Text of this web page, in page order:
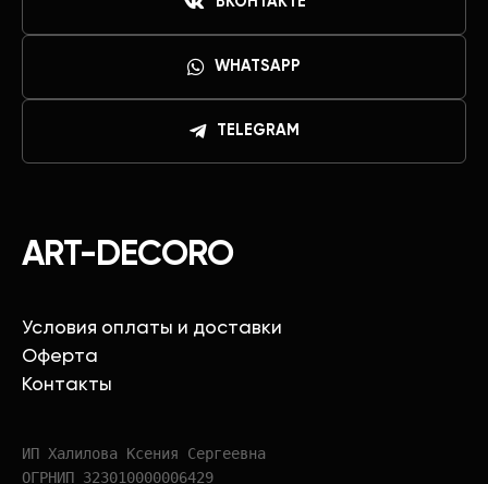
ART-DECORO
Условия оплаты и доставки
Оферта
Контакты
ИП Халилова Ксения Сергеевна
ОГРНИП 323010000006429
WHATSAPP
TELEGRAM